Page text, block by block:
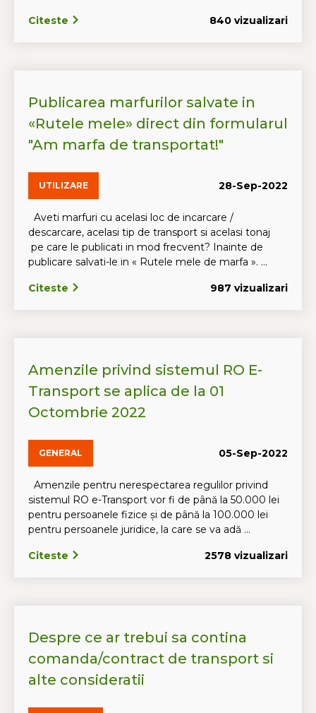
Citeste 840 vizualizari
Publicarea marfurilor salvate in
«Rutele mele» direct din formularul
"Am marfa de transportat!"
UTILIZARE 28-Sep-2022
Aveti marfuri cu acelasi loc de incarcare /
descarcare, acelasi tip de transport si acelasi tonaj
pe care le publicati in mod frecvent? Inainte de
publicare salvati-le in « Rutele mele de marfa ». ...
Citeste 987 vizualizari
Amenzile privind sistemul RO E-
Transport se aplica de la 01
Octombrie 2022
GENERAL 05-Sep-2022
Amenzile pentru nerespectarea regulilor privind
sistemul RO e-Transport vor fi de până la 50.000 lei
pentru persoanele fizice și de până la 100.000 lei
pentru persoanele juridice, la care se va adă ...
Citeste 2578 vizualizari
Despre ce ar trebui sa contina
comanda/contract de transport si
alte consideratii